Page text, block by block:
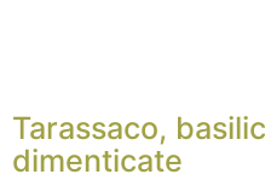
Tarassaco,
dimenticate